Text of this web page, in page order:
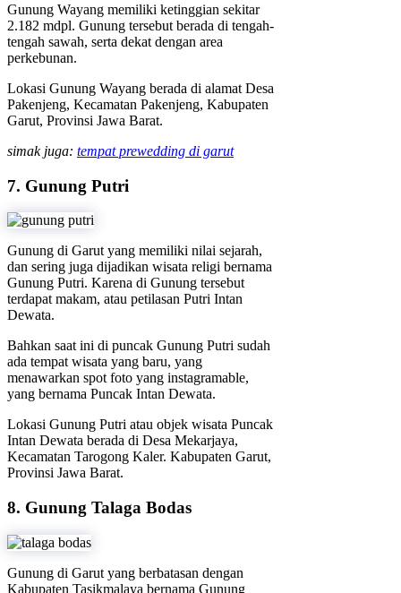
Gunung Wayang memiliki ketinggian sekitar
2.182 mdpl. Gunung tersebut berada di tengah-
tengah sawah, serta dekat dengan area
perkebunan.
Lokasi Gunung Wayang berada di alamat Desa
Pakenjeng, Kecamatan Pakenjeng, Kabupaten
Garut, Provinsi Jawa Barat.
simak juga: tempat prewedding di garut
7. Gunung Putri
Gunung di Garut yang memiliki nilai sejarah,
dan sering juga dijadikan wisata religi bernama
Gunung Putri. Karena di Gunung tersebut
terdapat makam, atau petilasan Putri Intan
Dewata.
Bahkan saat ini di puncak Gunung Putri sudah
ada tempat wisata yang baru, yang
menawarkan spot foto yang instagramable,
yang bernama Puncak Intan Dewata.
Lokasi Gunung Putri atau objek wisata Puncak
Intan Dewata berada di Desa Mekarjaya,
Kecamatan Tarogong Kaler. Kabupaten Garut,
Provinsi Jawa Barat.
8. Gunung Talaga Bodas
Gunung di Garut yang berbatasan dengan
Kabupaten Tasikmalaya bernama Gunung